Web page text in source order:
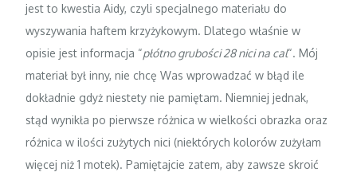
jest to kwestia Aidy, czyli specjalnego materiału do
wyszywania haftem krzyżykowym. Dlatego właśnie w
opisie jest informacja “płótno grubości 28 nici na cal“. Mój
materiał był inny, nie chcę Was wprowadzać w błąd ile
dokładnie gdyż niestety nie pamiętam. Niemniej jednak,
stąd wynikła po pierwsze różnica w wielkości obrazka oraz
różnica w ilości zużytych nici (niektórych kolorów zużyłam
więcej niż 1 motek). Pamiętajcie zatem, aby zawsze skroić